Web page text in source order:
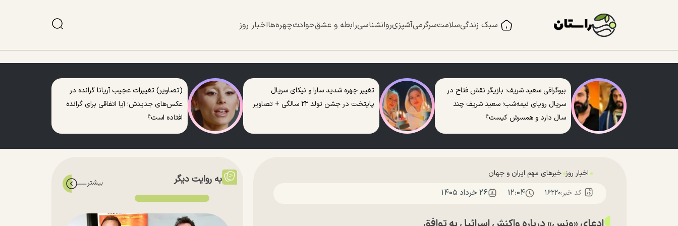
سبک زندگیسلامتسرگرمیآشپزیروانشناسیرابطه و عشقحوادثچهره‌هااخبار روز
بیوگرافی سعید شریف؛ بازیگر نقش فتاح در
سریال رویای نیمه‌شب؛ سعید شریف چند
سال دارد و همسرش کیست؟
تغییر چهره شدید سارا و نیکای سریال
پایتخت در جشن تولد ۲۲ سالگی + تصاویر
(تصاویر) تغییرات عجیب آریانا گرانده در
عکس‌های جدیدش؛ آیا اتفاقی برای گرانده
افتاده است؟
اخبار روز خبرهای مهم ایران و جهان
کد خبر:۱۶۲۲۰ ۱۲:۰۴ ۲۶ خرداد ۱۴۰۵
به روایت دیگر